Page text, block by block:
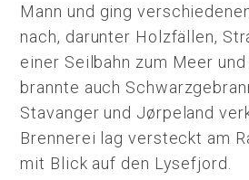
Mann und ging
nach, darunter Holzfällen,
einer Seilbahn zum Meer
brannte auch
Stavanger und Jørpeland
Brennerei lag versteckt am
mit Blick auf den Lysefjord.